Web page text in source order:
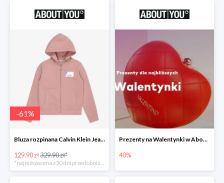
-61%
Bluza rozpinana Calvin Klein Jeans -61%
129.90 zł329.90 zł*
Prezenty na Walentynki w About You do -40%
40%